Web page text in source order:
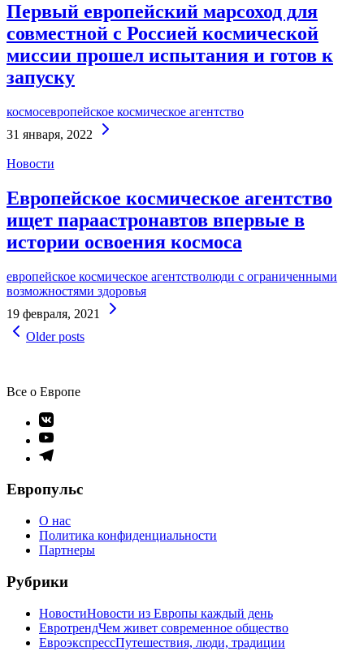
Первый европейский марсоход для
совместной с Россией космической
миссии прошел испытания и готов к
запуску
космосевропейское космическое агентство
31 января, 2022
Новости
Европейское космическое агентство
ищет параастронавтов впервые в
истории освоения космоса
европейское космическое агентстволюди с ограниченными
возможностями здоровья
19 февраля, 2021
Навигация
Older posts
Все о Европе
Элемент
меню
Элемент
меню
Элемент
Европульс
О нас
Политика конфиденциальности
Партнеры
Рубрики
НовостиНовости из Европы каждый день
ЕвротрендЧем живет современное общество
ЕвроэкспрессПутешествия, люди, традиции